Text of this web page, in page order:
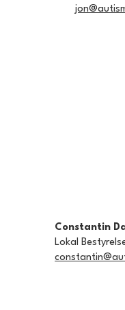
Constantin
Lokal